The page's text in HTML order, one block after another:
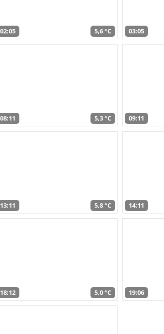
02:05 5,6 °C 03:05
08:11 5,3 °C 09:11
13:11 5,8 °C 14:11
18:12 5,0 °C 19:06